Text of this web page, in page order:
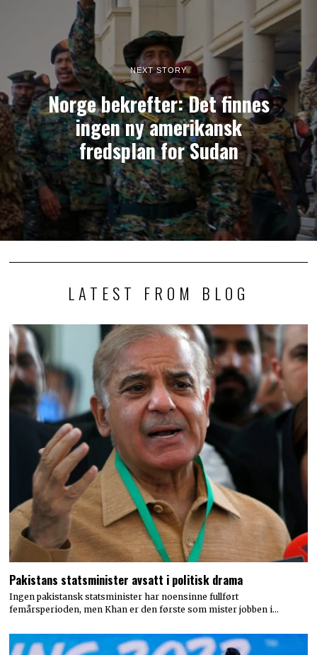
NEXT STORY
Norge bekrefter: Det finnes
ingen ny amerikansk
fredsplan for Sudan
LATEST FROM BLOG
Pakistans statsminister avsatt i politisk drama
Ingen pakistansk statsminister har noensinne fullført
femårsperioden, men Khan er den første som mister jobben i…